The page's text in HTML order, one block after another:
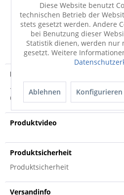
FRAGEN MERKEN TEILEN
Produktdetails
· Hergestellt in Europa ·
60 Grad · Trocknergeeignet bis 90...
Produktvideo
Produktsicherheit
Produktsicherheit
Versandinfo
Diese Website benutzt
technischen Betrieb der
stets gesetzt werden. Andere
bei Benutzung dieser
Statistik dienen, werden nur
gesetzt. Weitere
Ablehnen Konfigurieren